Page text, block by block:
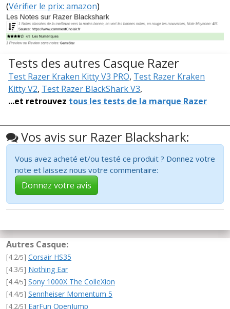
(Vérifier le prix: amazon)
Tests des autres Casque Razer
Test Razer Kraken Kitty V3 PRO, Test Razer Kraken
Kitty V2, Test Razer BlackShark V3,
...et retrouvez tous les tests de la marque Razer
Vos avis sur Razer Blackshark:
Vous avez acheté et/ou testé ce produit ? Donnez votre
note et laissez nous votre commentaire:
Donnez votre avis
Autres Casque:
[4.2/5] Corsair HS35
[4.3/5] Nothing Ear
[4.4/5] Sony 1000X The ColleXion
[4.4/5] Sennheiser Momentum 5
[4.2/5] EarFun OpenJump